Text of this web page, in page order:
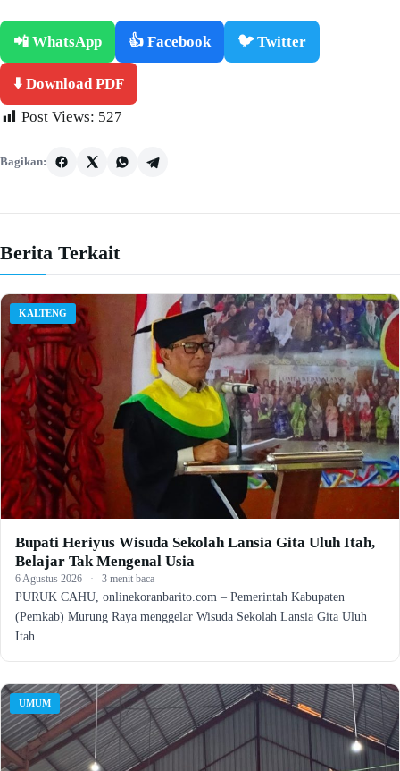
📲 WhatsApp 👍 Facebook 🐦 Twitter
⬇️ Download PDF
Post Views: 527
Bagikan:
Berita Terkait
KALTENG
Bupati Heriyus Wisuda Sekolah Lansia Gita Uluh Itah,
Belajar Tak Mengenal Usia
6 Agustus 2026 · 3 menit baca
PURUK CAHU, onlinekoranbarito.com – Pemerintah Kabupaten
(Pemkab) Murung Raya menggelar Wisuda Sekolah Lansia Gita Uluh
Itah…
UMUM